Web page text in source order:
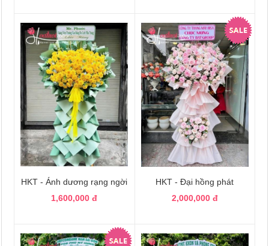
HKT - Ánh dương rạng ngời
1,600,000 đ
HKT - Đại hồng phát
2,000,000 đ